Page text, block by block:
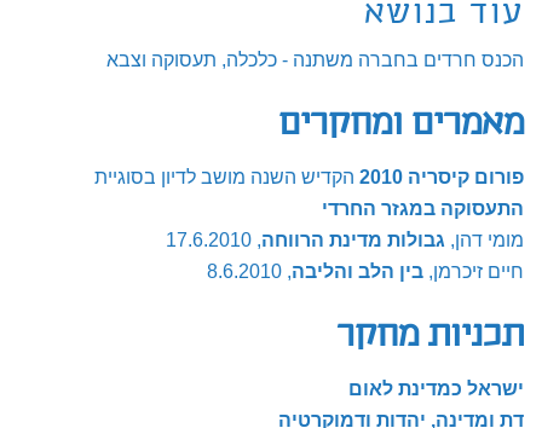
עוד בנושא
הכנס חרדים בחברה משתנה - כלכלה, תעסוקה וצבא
מאמרים ומחקרים
פורום קיסריה 2010
הקדיש השנה מושב לדיון בסוגיית
התעסוקה במגזר החרדי
מומי דהן, גבולות מדינת הרווחה, 17.6.2010
חיים זיכרמן, בין הלב והליבה, 8.6.2010
תכניות מחקר
ישראל כמדינת לאום
דת ומדינה, יהדות ודמוקרטיה